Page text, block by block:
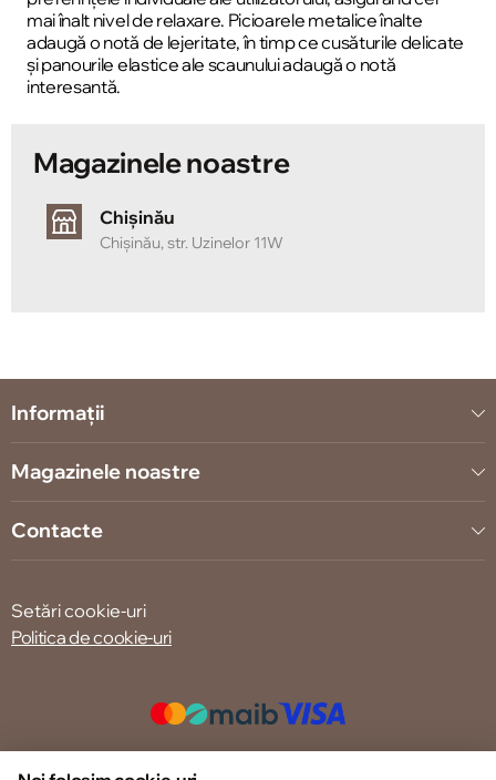
mai înalt nivel de relaxare. Picioarele metalice înalte
adaugă o notă de lejeritate, în timp ce cusăturile delicate
și panourile elastice ale scaunului adaugă o notă
interesantă.
Magazinele noastre
Chișinău
Chișinău, str. Uzinelor 11W
Informații
Magazinele noastre
Contacte
Setări cookie-uri
Politica de cookie-uri
© 2013 – 2026 ECOM